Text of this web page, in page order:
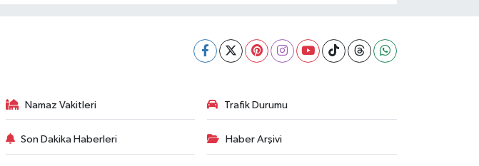
Namaz Vakitleri Trafik Durumu
Son Dakika Haberleri Haber Arşivi